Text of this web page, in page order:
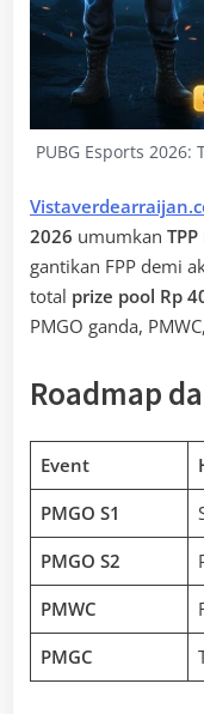
PUBG Esports 2026:
2026 umumkan
gantikan FPP demi
total prize pool Rp
PMGO ganda,
Roadmap
Event
PMGO S1
PMGO S2
PMWC
PMGC